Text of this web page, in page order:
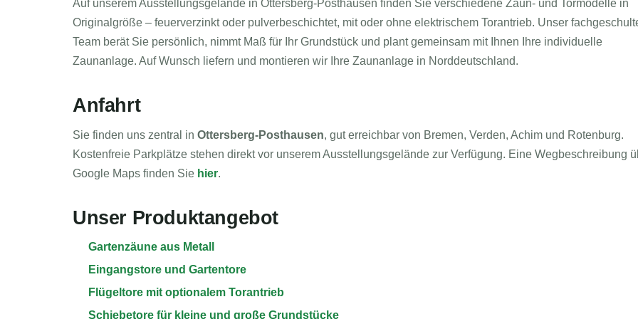
Auf unserem Ausstellungsgelände in Ottersberg-Posthausen finden Sie verschiedene Zaun- und Tormodelle in
Originalgröße – feuerverzinkt oder pulverbeschichtet, mit oder ohne elektrischem Torantrieb. Unser
Team berät Sie persönlich, nimmt Maß für Ihr Grundstück und plant gemeinsam mit Ihnen Ihre individuelle
Zaunanlage. Auf Wunsch liefern und montieren wir Ihre Zaunanlage in Norddeutschland.
Anfahrt
Sie finden uns zentral in Ottersberg-Posthausen, gut erreichbar von Bremen, Verden, Achim und Rotenburg.
Kostenfreie Parkplätze stehen direkt vor unserem Ausstellungsgelände zur Verfügung. Eine Wegbeschreibung
Google Maps finden Sie hier.
Unser Produktangebot
Gartenzäune aus Metall
Eingangstore und Gartentore
Flügeltore mit optionalem Torantrieb
Schiebetore für kleine und große Grundstücke